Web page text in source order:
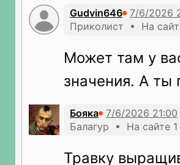
Gudvin646
Приколист • На
Может там у
значения. А ты
Бояка
Балагур • На сайте 1
Травку